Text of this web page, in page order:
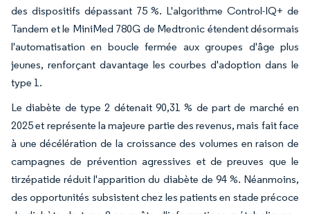
des dispositifs dépassant 75 %. L'algorithme Control-IQ+ de
Tandem et le MiniMed 780G de Medtronic étendent désormais
l'automatisation en boucle fermée aux groupes d'âge plus
jeunes, renforçant davantage les courbes d'adoption dans le
type 1.
Le diabète de type 2 détenait 90,31 % de part de marché en
2025 et représente la majeure partie des revenus, mais fait face
à une décélération de la croissance des volumes en raison de
campagnes de prévention agressives et de preuves que le
tirzépatide réduit l'apparition du diabète de 94 %. Néanmoins,
des opportunités subsistent chez les patients en stade précoce